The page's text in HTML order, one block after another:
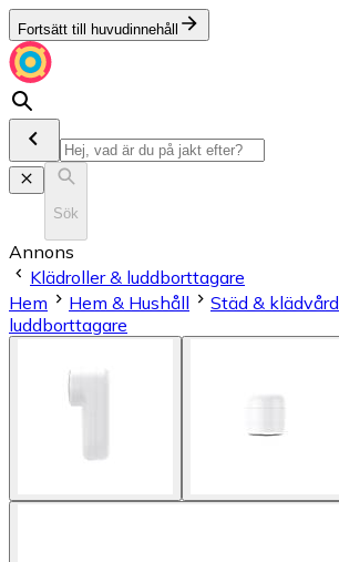
Fortsätt till huvudinnehåll
Sök
Annons
Klädroller & luddborttagare
Hem
Hem & Hushåll Städ & klädvård
luddborttagare